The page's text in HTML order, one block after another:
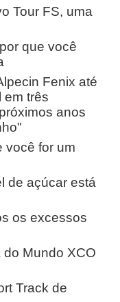
Tour FS, uma
que você
Fenix ​​até
em três
anos
você for um
de açúcar está
os excessos
Mundo XCO
Track de